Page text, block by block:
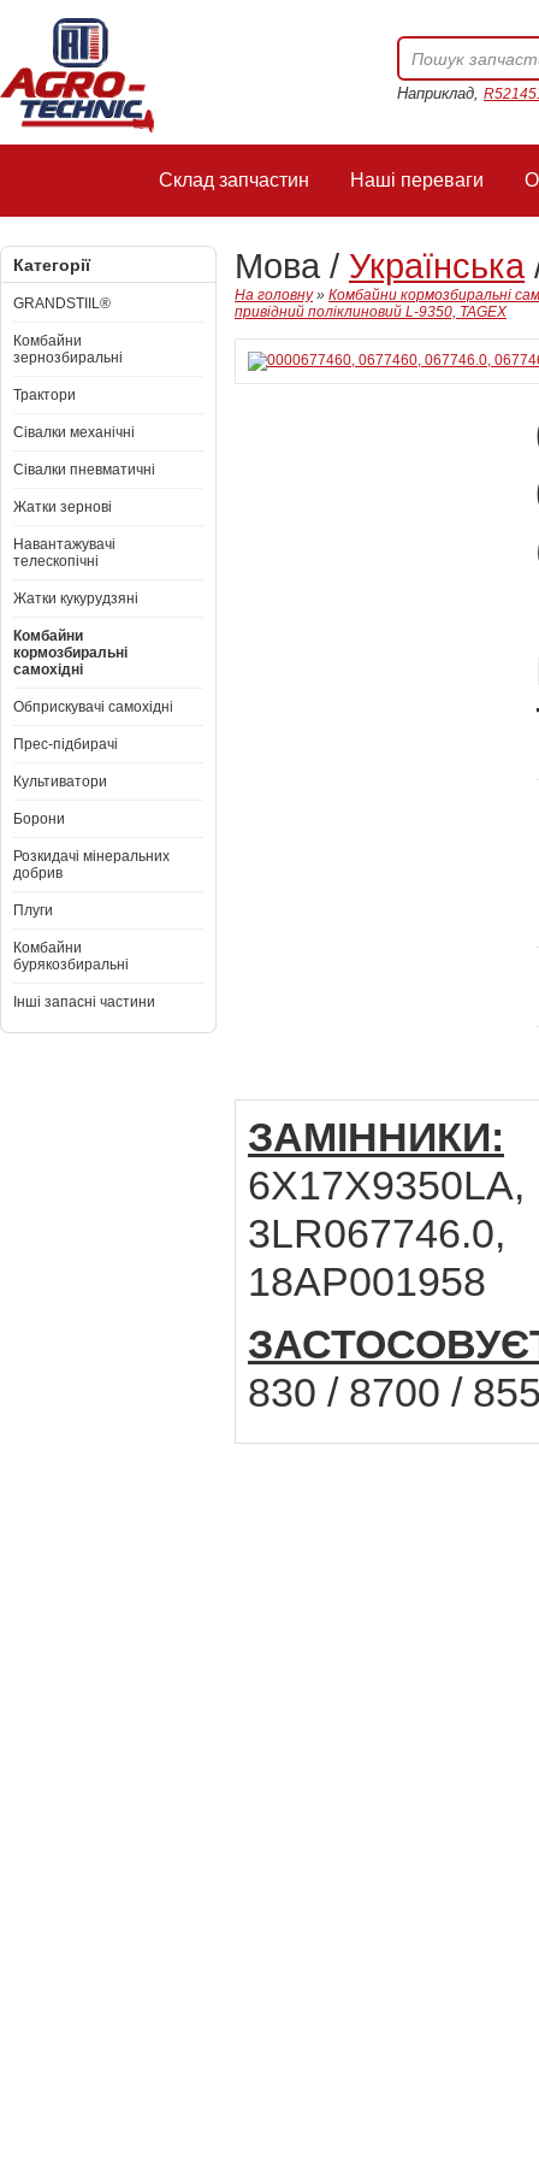
Наприклад,
Склад запчастин Наші переваги
Категорії
GRANDSTIIL®
Комбайни
зернозбиральні
Трактори
Сівалки механічні
Сівалки пневматичні
Жатки зернові
Навантажувачі
телескопічні
Жатки кукурудзяні
Комбайни
кормозбиральні
самохідні
Обприскувачі самохідні
Прес-підбирачі
Культиватори
Борони
Розкидачі мінеральних
добрив
Плуги
Комбайни
бурякозбиральні
Інші запасні частини
Мова / Українська
На головну» Комбайни кормозбиральні
привідний поліклиновий L-9350, TAGEX
ЗАМІННИКИ:
18AP001958
830 / 8700 /